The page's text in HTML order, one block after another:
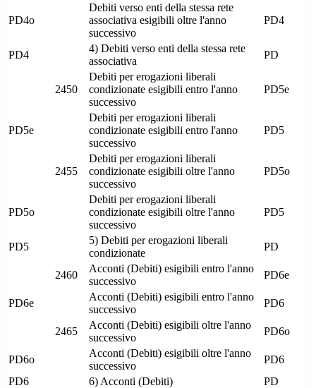
PD4o
Debiti verso enti della stessa rete
associativa esigibili oltre l'anno
successivo
PD4
PD4
4) Debiti verso enti della stessa rete
associativa
PD
2450
Debiti per erogazioni liberali
condizionate esigibili entro l'anno
successivo
PD5e
PD5e
Debiti per erogazioni liberali
condizionate esigibili entro l'anno
successivo
PD5
2455
Debiti per erogazioni liberali
condizionate esigibili oltre l'anno
successivo
PD5o
PD5o
Debiti per erogazioni liberali
condizionate esigibili oltre l'anno
successivo
PD5
PD5
5) Debiti per erogazioni liberali
condizionate
PD
2460
Acconti (Debiti) esigibili entro l'anno
successivo
PD6e
PD6e
Acconti (Debiti) esigibili entro l'anno
successivo
PD6
2465
Acconti (Debiti) esigibili oltre l'anno
successivo
PD6o
PD6o
Acconti (Debiti) esigibili oltre l'anno
successivo
PD6
PD6
6) Acconti (Debiti)
PD